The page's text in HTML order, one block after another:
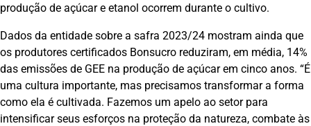
produção de açúcar e etanol ocorrem durante o cultivo.
Dados da entidade sobre a safra 2023/24 mostram ainda que
os produtores certificados Bonsucro reduziram, em média, 14%
das emissões de GEE na produção de açúcar em cinco anos. “É
uma cultura importante, mas precisamos transformar a forma
como ela é cultivada. Fazemos um apelo ao setor para
intensificar seus esforços na proteção da natureza, combate às